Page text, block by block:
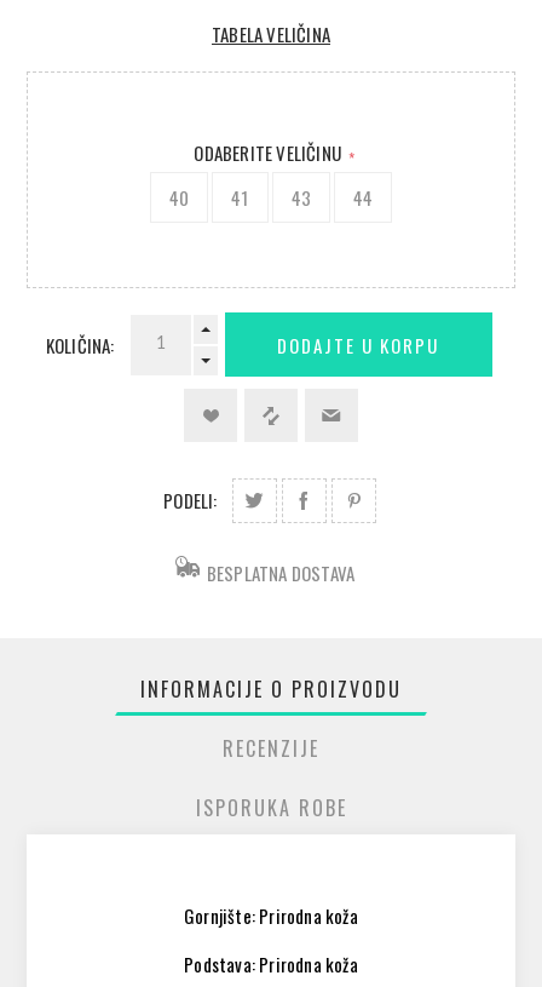
TABELA VELIČINA
ODABERITE VELIČINU *
40 41 43 44
KOLIČINA:
PODELI:
BESPLATNA DOSTAVA
INFORMACIJE O PROIZVODU
RECENZIJE
ISPORUKA ROBE
Gornjište: Prirodna koža
Podstava: Prirodna koža